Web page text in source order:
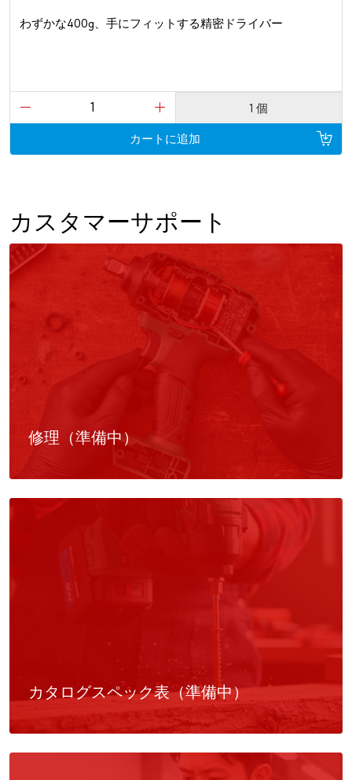
わずかな400g、手にフィットする精密ドライバー
1 個
カートに追加
カスタマーサポート
修理（準備中）
カタログスペック表（準備中）